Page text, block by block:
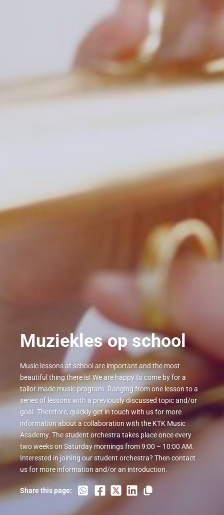
Muziekles op school
Music lessons at school are important and the most
beautiful thing there is! We are happy to come by for a
tailor-made music program. Ranging from one lesson to a
series of lessons with a previously discussed topic and/or
goal. Therefore, quickly get in touch with us for more
information about a collaboration with the KTK Music
Academy. The student orchestra takes place once every
two weeks on Saturday mornings from 9:00 – 10:00 AM.
Interested in joining our student orchestra? Then contact
us for more information and/or an introduction.
Share this page: